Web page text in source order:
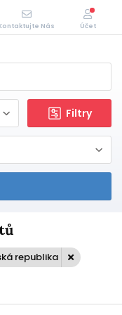
Filtry
republika
Nás Účet